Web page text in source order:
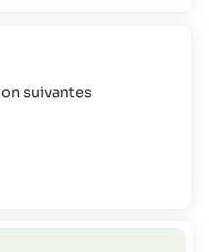
pour plus
suivantes
d'annulation